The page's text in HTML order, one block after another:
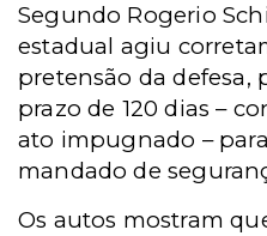
Segundo Rogerio
estadual agiu
pretensão da defesa,
prazo de 120 dias –
ato impugnado –
mandado de
Os autos mostram